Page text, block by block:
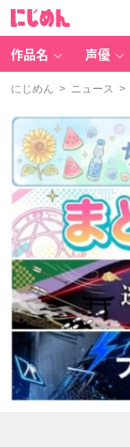
作品名 声優
にじめん > ニュース >